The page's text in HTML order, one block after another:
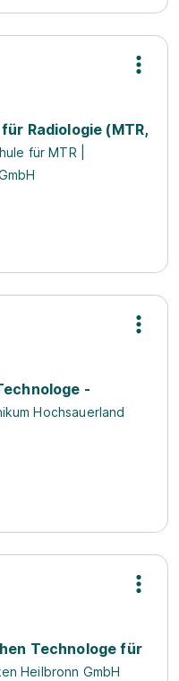
Radiologie (MTR,
für MTR |
-
Hochsauerland
Technologe für
Heilbronn GmbH